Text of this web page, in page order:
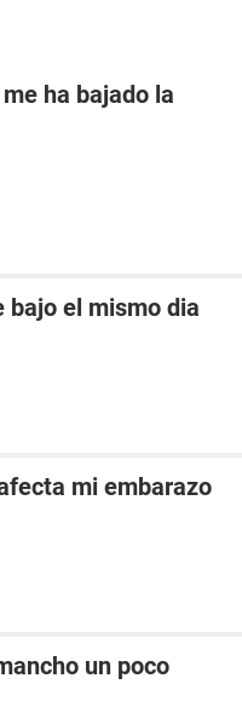
ha bajado la
bajo el mismo dia
mi embarazo
un poco